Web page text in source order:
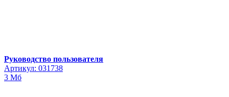
Руководство пользователя
Артикул: 031738
3 Мб